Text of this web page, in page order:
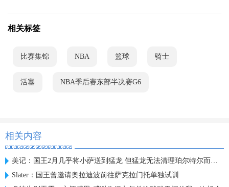
相关标签
比赛集锦 NBA 篮球 骑士
活塞 NBA季后赛东部半决赛G6
相关内容
美记：国王2月几乎将小萨送到猛龙 但猛龙无法清理珀尔特尔而告吹
Slater：国王曾邀请奥拉迪波前往萨克拉门托单独试训